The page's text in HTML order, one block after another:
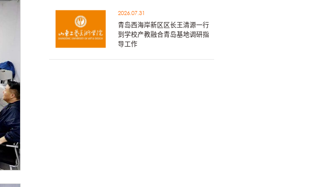
2026.07.31
青岛西海岸新区区长王清源一行
到学校产教融合青岛基地调研指
导工作